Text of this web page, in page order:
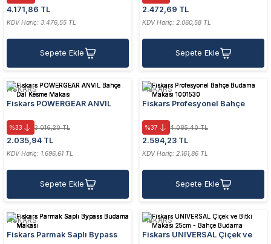
4.171,86 TL
KDV Hariç: 3.476,55 TL
Sepete Ekle
2.472,69 TL
KDV Hariç: 2.060,58 TL
Sepete Ekle
FISKARS
Fiskars POWERGEAR ANVIL
%33 3.016,20 TL
2.035,94 TL
KDV Hariç: 1.696,61 TL
Sepete Ekle
FISKARS
Fiskars Profesyonel Bahçe
%37 4.085,40 TL
2.594,23 TL
KDV Hariç: 2.161,86 TL
Sepete Ekle
FISKARS
Fiskars Parmak Saplı Bypass
FISKARS
Fiskars UNIVERSAL Çiçek ve